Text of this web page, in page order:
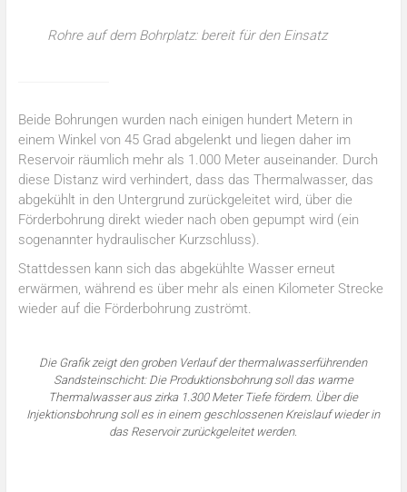
Rohre auf dem Bohrplatz: bereit für den Einsatz
Beide Bohrungen wurden nach einigen hundert Metern in
einem Winkel von 45 Grad abgelenkt und liegen daher im
Reservoir räumlich mehr als 1.000 Meter auseinander. Durch
diese Distanz wird verhindert, dass das Thermalwasser, das
abgekühlt in den Untergrund zurückgeleitet wird, über die
Förderbohrung direkt wieder nach oben gepumpt wird (ein
sogenannter hydraulischer Kurzschluss).
Stattdessen kann sich das abgekühlte Wasser erneut
erwärmen, während es über mehr als einen Kilometer Strecke
wieder auf die Förderbohrung zuströmt.
Die Grafik zeigt den groben Verlauf der thermalwasserführenden
Sandsteinschicht: Die Produktionsbohrung soll das warme
Thermalwasser aus zirka 1.300 Meter Tiefe fördern. Über die
Injektionsbohrung soll es in einem geschlossenen Kreislauf wieder in
das Reservoir zurückgeleitet werden.